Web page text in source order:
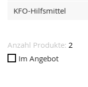
Anzahl Produkte: 2
Im Angebot
KFO-Hilfsmittel